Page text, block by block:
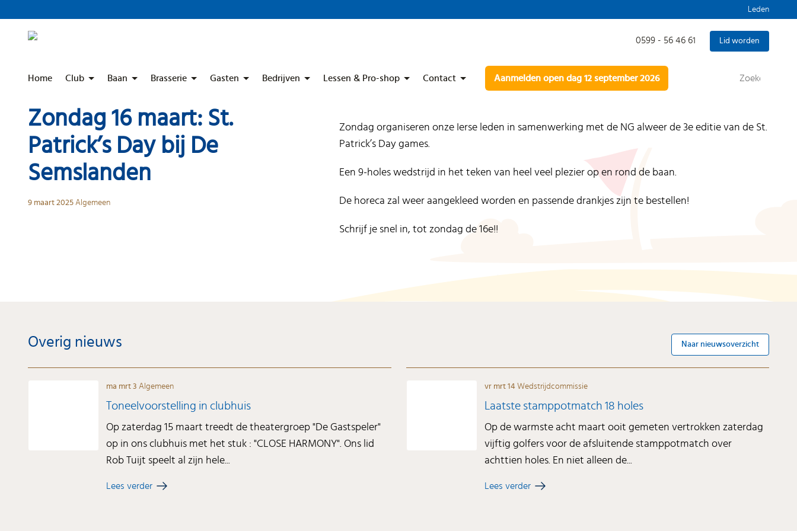
Leden
0599 - 56 46 61 Lid worden
Home Club Baan Brasserie Gasten Bedrijven Lessen & Pro-shop Contact Aanmelden open dag 12 september 2026
Zondag 16 maart: St.
Patrick’s Day bij De
Semslanden
9 maart 2025 Algemeen
Zondag organiseren onze Ierse leden in samenwerking met de NG alweer de 3e editie van de St.
Patrick’s Day games.
Een 9-holes wedstrijd in het teken van heel veel plezier op en rond de baan.
De horeca zal weer aangekleed worden en passende drankjes zijn te bestellen!
Schrijf je snel in, tot zondag de 16e!!
Overig nieuws Naar nieuwsoverzicht
ma mrt 3 Algemeen
Toneelvoorstelling in clubhuis
Op zaterdag 15 maart treedt de theatergroep "De Gastspeler"
op in ons clubhuis met het stuk : "CLOSE HARMONY". Ons lid
Rob Tuijt speelt al zijn hele...
Lees verder
vr mrt 14 Wedstrijdcommissie
Laatste stamppotmatch 18 holes
Op de warmste acht maart ooit gemeten vertrokken zaterdag
vijftig golfers voor de afsluitende stamppotmatch over
achttien holes. En niet alleen de...
Lees verder